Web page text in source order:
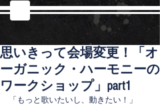
思いきって会場変更！「オ
ーガニック・ハーモニーの
ワークショップ」part1
「もっと歌いたいし、動きたい！」